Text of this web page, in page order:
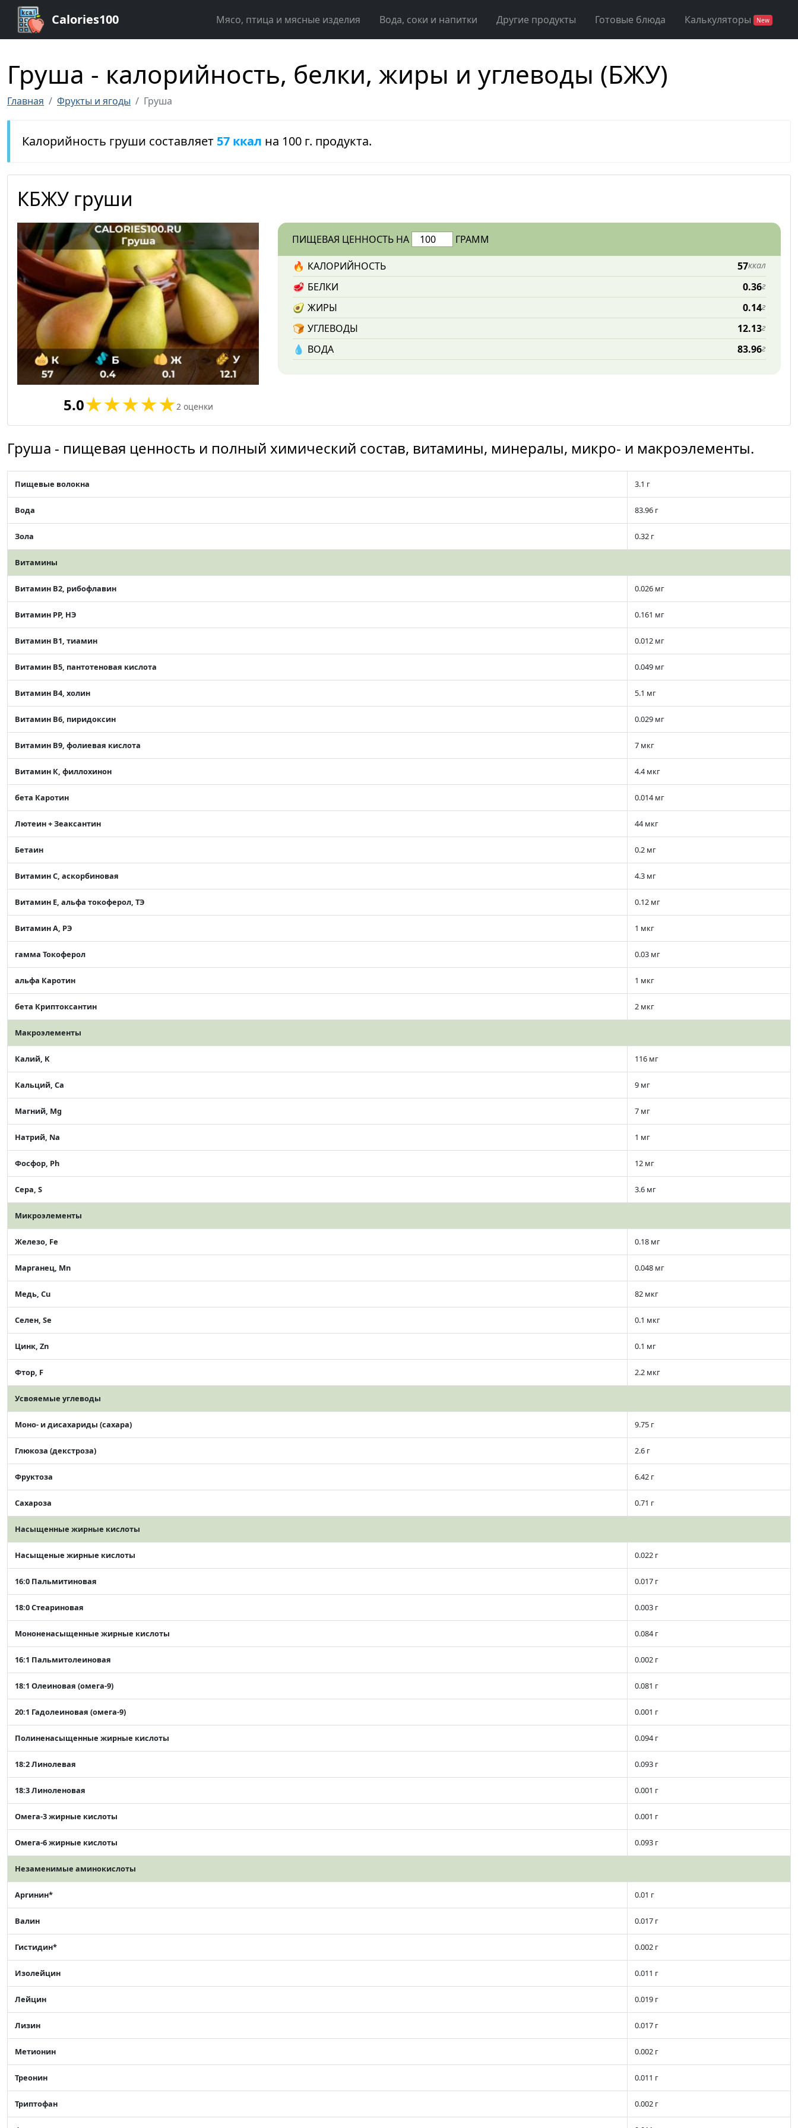
Calories100 Мясо, птица и мясные изделия Вода, соки и напитки Другие продукты Готовые блюда Калькуляторы New
Груша - калорийность, белки, жиры и углеводы (БЖУ)
Главная Фрукты и ягоды Груша
Калорийность груши составляет 57 ккал на 100 г. продукта.
КБЖУ груши
5.0 2 оценки
ПИЩЕВАЯ ЦЕННОСТЬ НА ГРАММ
🔥 КАЛОРИЙНОСТЬ 57ккал
🥩 БЕЛКИ 0.36г
🥑 ЖИРЫ 0.14г
🍞 УГЛЕВОДЫ 12.13г
💧️ ВОДА 83.96г
Груша - пищевая ценность и полный химический состав, витамины, минералы, микро- и макроэлементы.
Пищевые волокна 3.1 г
Вода 83.96 г
Зола 0.32 г
Витамины
Витамин В2, рибофлавин 0.026 мг
Витамин РР, НЭ 0.161 мг
Витамин В1, тиамин 0.012 мг
Витамин В5, пантотеновая кислота 0.049 мг
Витамин В4, холин 5.1 мг
Витамин В6, пиридоксин 0.029 мг
Витамин В9, фолиевая кислота 7 мкг
Витамин К, филлохинон 4.4 мкг
бета Каротин 0.014 мг
Лютеин + Зеаксантин 44 мкг
Бетаин 0.2 мг
Витамин C, аскорбиновая 4.3 мг
Витамин Е, альфа токоферол, ТЭ 0.12 мг
Витамин А, РЭ 1 мкг
гамма Токоферол 0.03 мг
альфа Каротин 1 мкг
бета Криптоксантин 2 мкг
Макроэлементы
Калий, K 116 мг
Кальций, Ca 9 мг
Магний, Mg 7 мг
Натрий, Na 1 мг
Фосфор, Ph 12 мг
Сера, S 3.6 мг
Микроэлементы
Железо, Fe 0.18 мг
Марганец, Mn 0.048 мг
Медь, Cu 82 мкг
Селен, Se 0.1 мкг
Цинк, Zn 0.1 мг
Фтор, F 2.2 мкг
Усвояемые углеводы
Моно- и дисахариды (сахара) 9.75 г
Глюкоза (декстроза) 2.6 г
Фруктоза 6.42 г
Сахароза 0.71 г
Насыщенные жирные кислоты
Насыщеные жирные кислоты 0.022 г
16:0 Пальмитиновая 0.017 г
18:0 Стеариновая 0.003 г
Мононенасыщенные жирные кислоты 0.084 г
16:1 Пальмитолеиновая 0.002 г
18:1 Олеиновая (омега-9) 0.081 г
20:1 Гадолеиновая (омега-9) 0.001 г
Полиненасыщенные жирные кислоты 0.094 г
18:2 Линолевая 0.093 г
18:3 Линоленовая 0.001 г
Омега-3 жирные кислоты 0.001 г
Омега-6 жирные кислоты 0.093 г
Незаменимые аминокислоты
Аргинин* 0.01 г
Валин 0.017 г
Гистидин* 0.002 г
Изолейцин 0.011 г
Лейцин 0.019 г
Лизин 0.017 г
Метионин 0.002 г
Треонин 0.011 г
Триптофан 0.002 г